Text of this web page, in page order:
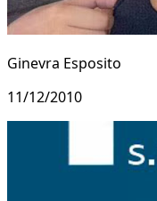
Ginevra Esposito
11/12/2010